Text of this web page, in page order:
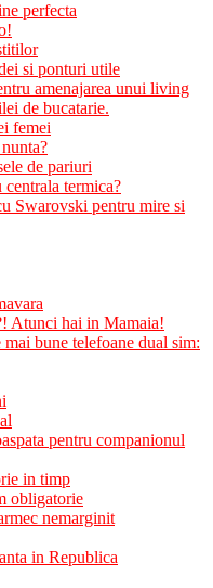
perfecta
si ponturi utile
amenajarea unui living
de bucatarie.
femei
de pariuri
termica?
Swarovski pentru mire si
Atunci hai in Mamaia!
bune telefoane dual sim:
pentru companionul
in timp
obligatorie
nemarginit
in Republica